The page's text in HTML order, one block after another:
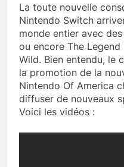
La toute nouvelle
Nintendo Switch
monde entier avec
ou encore The
Wild. Bien entendu, le
la promotion de la
Nintendo Of America
diffuser de nouveaux
Voici les vidéos :